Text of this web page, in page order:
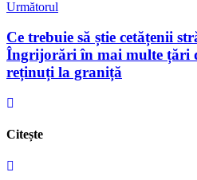
Următorul
Ce trebuie să știe cetățenii
Îngrijorări în mai multe țări
reținuți la graniță
Citește